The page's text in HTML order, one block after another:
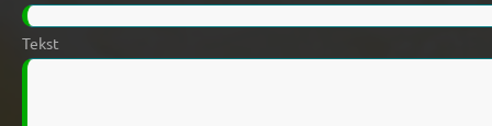
Tekst